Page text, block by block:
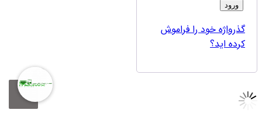
ورود
گذرواژه خود را فراموش
کرده اید؟